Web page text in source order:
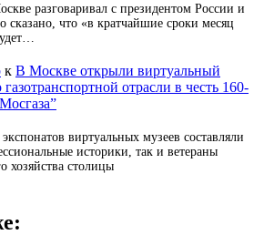
разговаривал с президентом России и
сказано, что «в кратчайшие сроки месяц
к В Москве открыли виртуальный
газотранспортной отрасли в честь 160-
виртуальных музеев составляли
историки, так и ветераны
хозяйства столицы